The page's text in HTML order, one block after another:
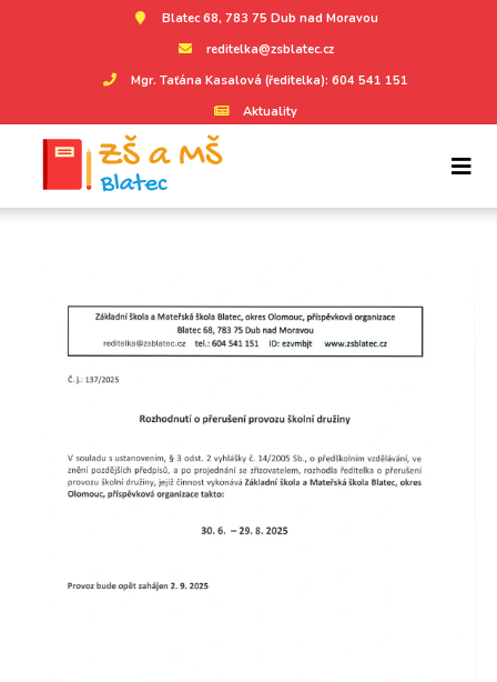
Blatec 68, 783 75 Dub nad Moravou
reditelka@zsblatec.cz
Mgr. Taťána Kasalová (ředitelka): 604 541 151
Aktuality